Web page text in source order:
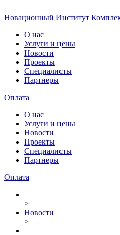
Новационный Институт
О нас
Услуги и цены
Новости
Проекты
Специалисты
Партнеры
Оплата
О нас
Услуги и цены
Новости
Проекты
Специалисты
Партнеры
Оплата
>
Новости
>